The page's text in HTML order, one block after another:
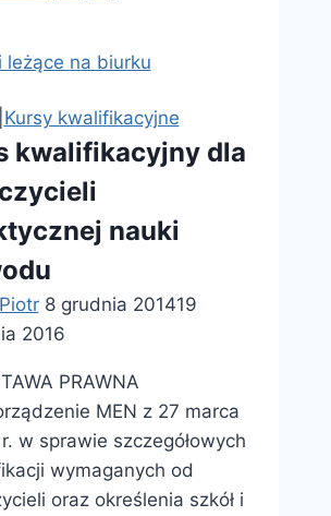
kandydatów
wychowawców
Kursy kwalifikacyjne
kwalifikacyjny dla
nauki
8 grudnia 201419
2016
PRAWNA
MEN z 27 marca
w sprawie szczegółowych
wymaganych od
oraz określenia szkół i